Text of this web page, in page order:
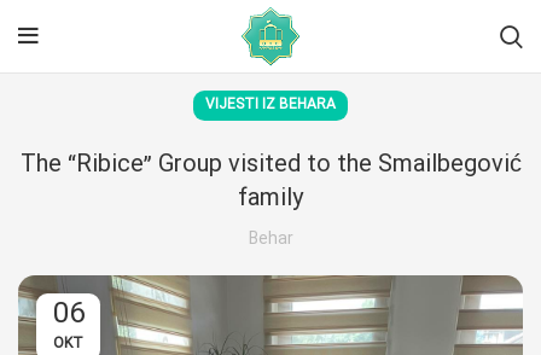
VIJESTI IZ BEHARA
The “Ribice” Group visited to the Smailbegović
family
Behar
06
OKT